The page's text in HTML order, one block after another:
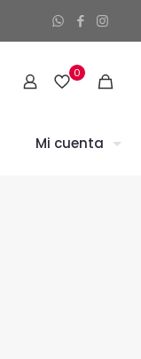
0
Mi cuenta